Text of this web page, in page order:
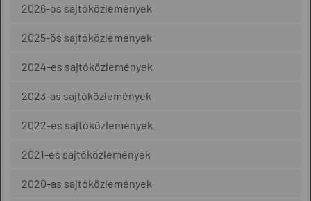
2026-os sajtóközlemények
2025-ös sajtóközlemények
2024-es sajtóközlemények
2023-as sajtóközlemények
2022-es sajtóközlemények
2021-es sajtóközlemények
2020-as sajtóközlemények